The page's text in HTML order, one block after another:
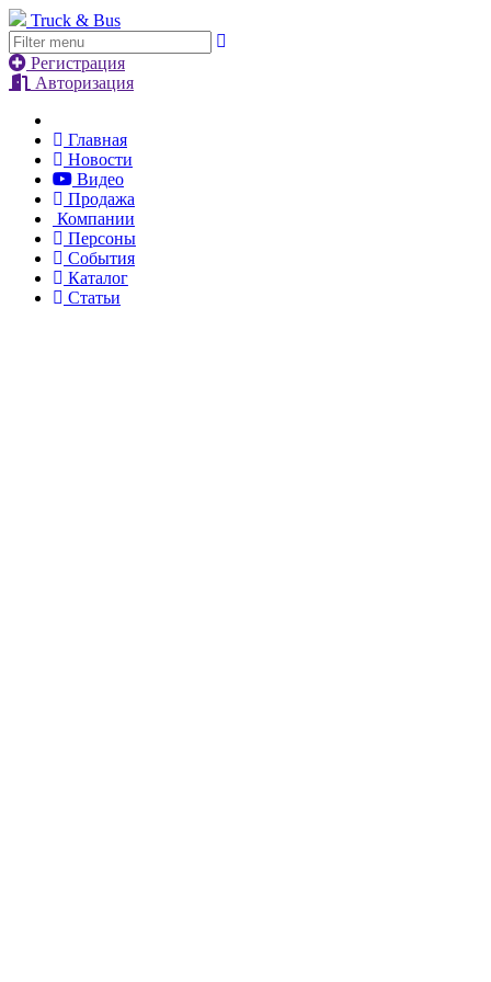
Truck & Bus
Регистрация
Авторизация
Главная
Новости
Видео
Продажа
Компании
Персоны
События
Каталог
Статьи